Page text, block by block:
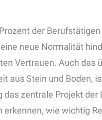
der
neue Normalität
Vertrauen. Auch das
aus Stein und Boden,
das zentrale Projekt
erkennen, wie wichtig